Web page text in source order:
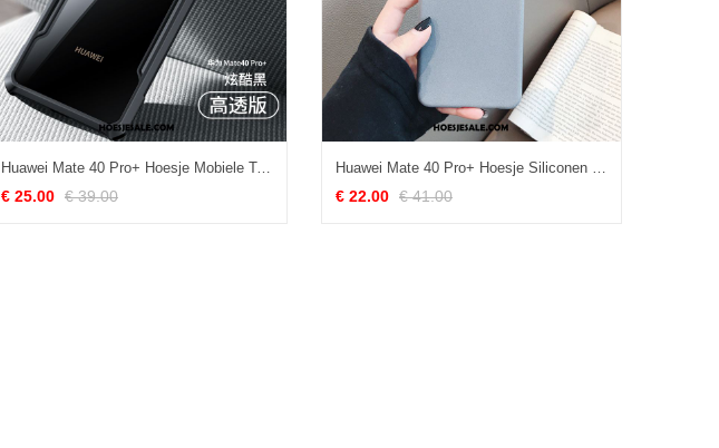
Huawei Mate 40 Pro+ Hoesje Mobiele Telefoon Gasbag Hoes Anti-fall Nieuw Kopen
€ 25.00 € 39.00
Huawei Mate 40 Pro+ Hoesje Siliconen Grijs Zacht Bescherming Hoes Kopen
€ 22.00 € 41.00